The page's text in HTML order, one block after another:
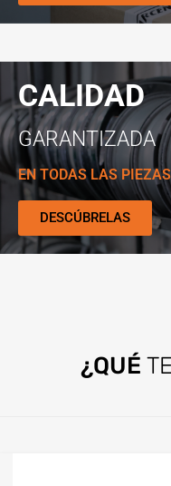
CALIDAD
GARANTIZADA
EN TODAS LAS PIEZAS
DESCÚBRELAS
¿QUÉ